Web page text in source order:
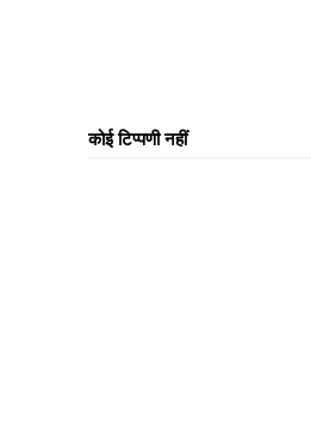
कोई टिप्पणी नहीं